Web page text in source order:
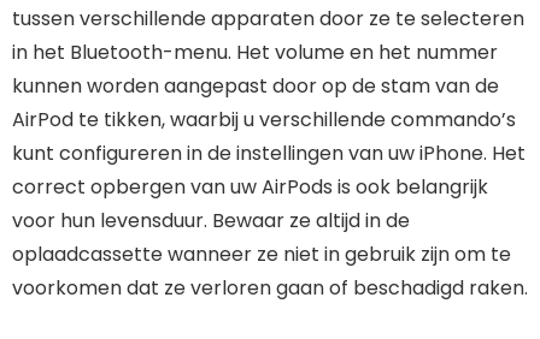
tussen verschillende apparaten door ze te selecteren
in het Bluetooth-menu. Het volume en het nummer
kunnen worden aangepast door op de stam van de
AirPod te tikken, waarbij u verschillende commando’s
kunt configureren in de instellingen van uw iPhone. Het
correct opbergen van uw AirPods is ook belangrijk
voor hun levensduur. Bewaar ze altijd in de
oplaadcassette wanneer ze niet in gebruik zijn om te
voorkomen dat ze verloren gaan of beschadigd raken.